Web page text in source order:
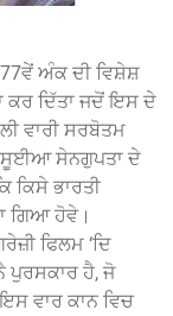
ਅੰਕ ਦੀ ਵਿਸ਼ੇਸ਼
ਕਰ ਦਿੱਤਾ ਜਦੋਂ ਇਸ ਦੇ
ਵਾਰੀ ਸਰਬੋਤਮ
ਸੇਨਗੁਪਤਾ ਦੇ
ਕਿਸੇ ਭਾਰਤੀ
ਗਿਆ ਹੋਵੇ।
ਫਿਲਮ ‘ਦਿ
ਪੁਰਸਕਾਰ ਹੈ, ਜੋ
ਵਾਰ ਕਾਨ ਵਿਚ